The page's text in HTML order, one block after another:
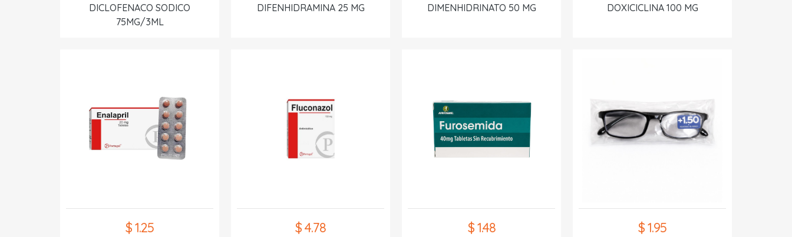
DICLOFENACO SODICO
75MG/3ML
DIFENHIDRAMINA 25 MG DIMENHIDRINATO 50 MG DOXICICLINA 100 MG
$ 1.25 $ 4.78 $ 1.48 $ 1.95